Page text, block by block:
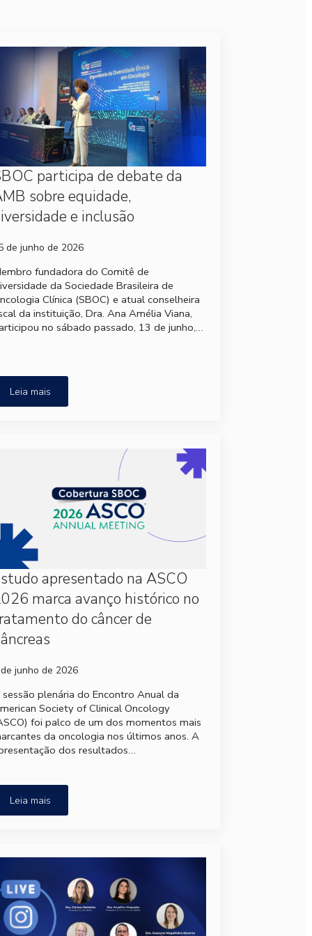
participa de debate da
sobre equidade,
e inclusão
de junho de 2026
fundadora do Comitê de
da Sociedade Brasileira de
Clínica (SBOC) e atual conselheira
da instituição, Dra. Ana Amélia Viana,
no sábado passado, 13 de junho,…
Leia mais
apresentado na ASCO
marca avanço histórico no
do câncer de
junho de 2026
sessão plenária do Encontro Anual da
Society of Clinical Oncology
foi palco de um dos momentos mais
da oncologia nos últimos anos. A
dos resultados…
Leia mais